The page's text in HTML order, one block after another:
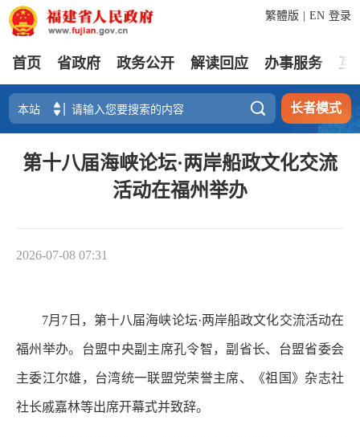
登录
繁體版 EN
首页 省政府 政务公开 解读回应 办事服务 互
 长者模式
第十八届海峡论坛·两岸船政文化交流
活动在福州举办
2026-07-08 07:31
7月7日，第十八届海峡论坛·两岸船政文化交流活动在
福州举办。台盟中央副主席孔令智，副省长、台盟省委会
主委江尔雄，台湾统一联盟党荣誉主席、《祖国》杂志社
社长戚嘉林等出席开幕式并致辞。